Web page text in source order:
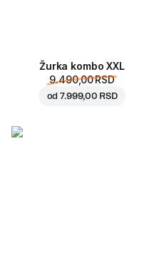
Žurka kombo XXL
9.490,00 RSD
od7.999,00 RSD